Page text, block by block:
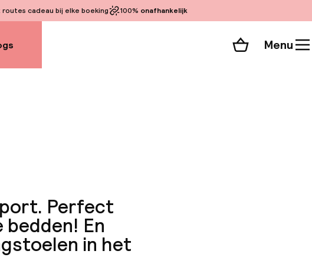
routes cadeau bij elke boeking 100% onafhankelijk
Winkelmand
Menu
Perfect
En
in het